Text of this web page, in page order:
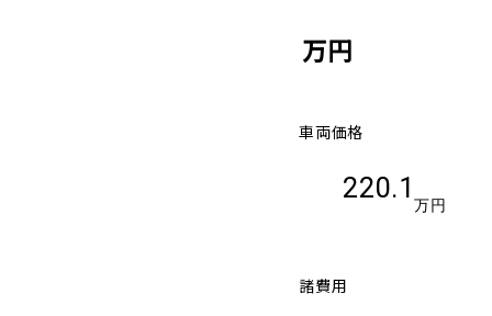
万円
車両価格
220.1
万円
諸費用